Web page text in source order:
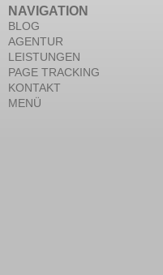
NAVIGATION
BLOG
AGENTUR
LEISTUNGEN
PAGE TRACKING
KONTAKT
MENÜ